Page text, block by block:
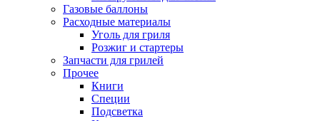
Газовые баллоны
Расходные материалы
Уголь для гриля
Розжиг и стартеры
Запчасти для грилей
Прочее
Книги
Специи
Подсветка